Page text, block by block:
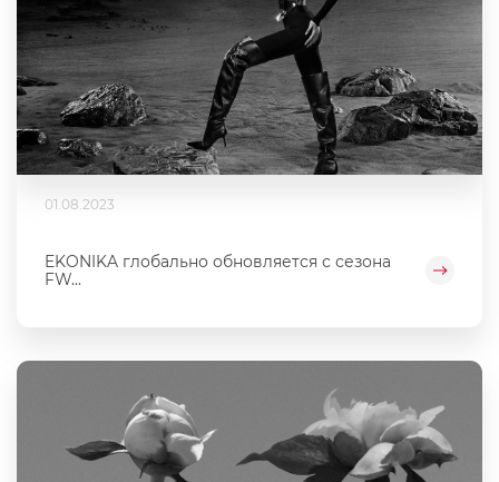
01.08.2023
EKONIKA глобально обновляется с сезона
FW...